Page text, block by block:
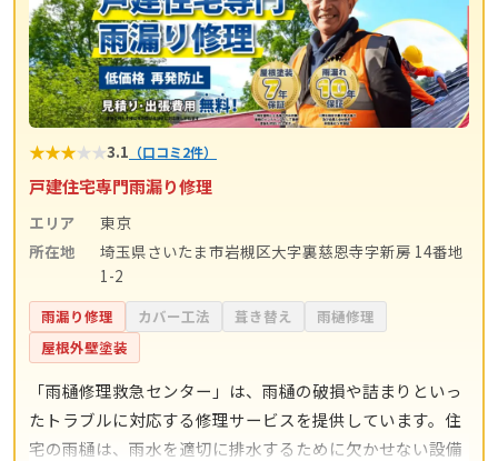
★★★★★3.1 （口コミ2件）
戸建住宅専門雨漏り修理
エリア
東京
所在地
埼玉県さいたま市岩槻区大字裏慈恩寺字新房 14番地
1-2
雨漏り修理 カバー工法 葺き替え
雨樋修理
屋根外壁塗装
「雨樋修理救急センター」は、雨樋の破損や詰まりといっ
たトラブルに対応する修理サービスを提供しています。住
宅の雨樋は、雨水を適切に排水するために欠かせない設備